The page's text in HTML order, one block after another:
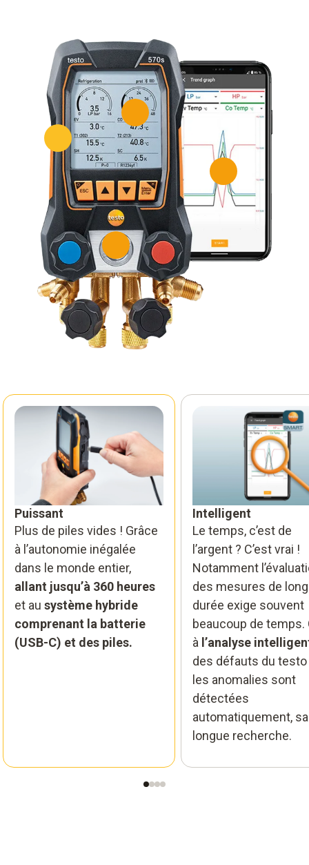
Puissant
Plus de piles vides ! Grâce
à l’autonomie inégalée
dans le monde entier,
allant jusqu’à 360 heures
et au système hybride
comprenant la batterie
(USB-C) et des piles.
Intelligent
Le temps, c’est de
l’argent ? C’est vrai !
Notamment
des mesures de
durée exige souvent
beaucoup de temps.
à l’analyse
des défauts du testo
les anomalies sont
détectées
automatiquement,
longue recherche.